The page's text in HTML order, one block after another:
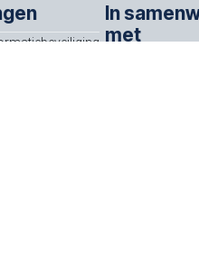
In
met